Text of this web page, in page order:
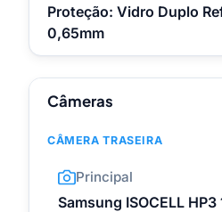
Proteção: Vidro Duplo
0,65mm
Câmeras
CÂMERA TRASEIRA
Principal
Samsung ISOCELL